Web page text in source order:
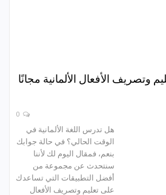
لتعليم وتصريف الأفعال الألمانية مجانًا
هل تدرس اللغة الألمانية في
الوقت الحالي؟ في حالة جوابك
بنعم، فمقال اليوم لك لأننا
سنتحدث عن مجموعة من
أفضل التطبيقات التي تساعدك
على تعليم وتصريف الأفعال